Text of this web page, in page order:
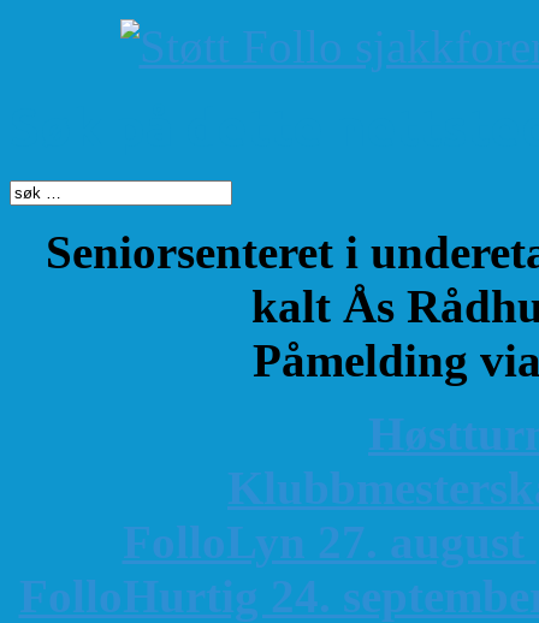
Seniorsenteret i
kalt Ås
Påmelding
K
FolloLyn 27. august
FolloHurtig 24.